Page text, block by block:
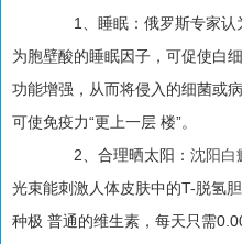
1、睡眠：俄罗斯专家认
为胞壁酸的睡眠因子，可促使白
功能增强，从而将侵入的细菌或
可使免疫力“更上一层 楼”。
2、合理晒太阳： 沈阳白
光束能刺激人体皮肤中的T-脱氢
种极 普通的维生素，每天只需